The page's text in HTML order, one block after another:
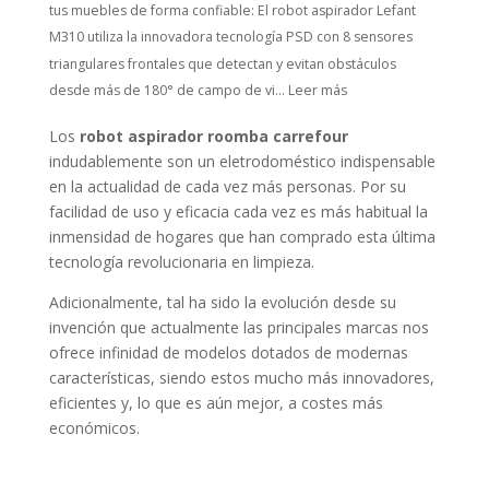
tus muebles de forma confiable: El robot aspirador Lefant
M310 utiliza la innovadora tecnología PSD con 8 sensores
triangulares frontales que detectan y evitan obstáculos
desde más de 180° de campo de vi... Leer más
Los robot aspirador roomba carrefour
indudablemente son un eletrodoméstico indispensable
en la actualidad de cada vez más personas. Por su
facilidad de uso y eficacia cada vez es más habitual la
inmensidad de hogares que han comprado esta última
tecnología revolucionaria en limpieza.
Adicionalmente, tal ha sido la evolución desde su
invención que actualmente las principales marcas nos
ofrece infinidad de modelos dotados de modernas
características, siendo estos mucho más innovadores,
eficientes y, lo que es aún mejor, a costes más
económicos.